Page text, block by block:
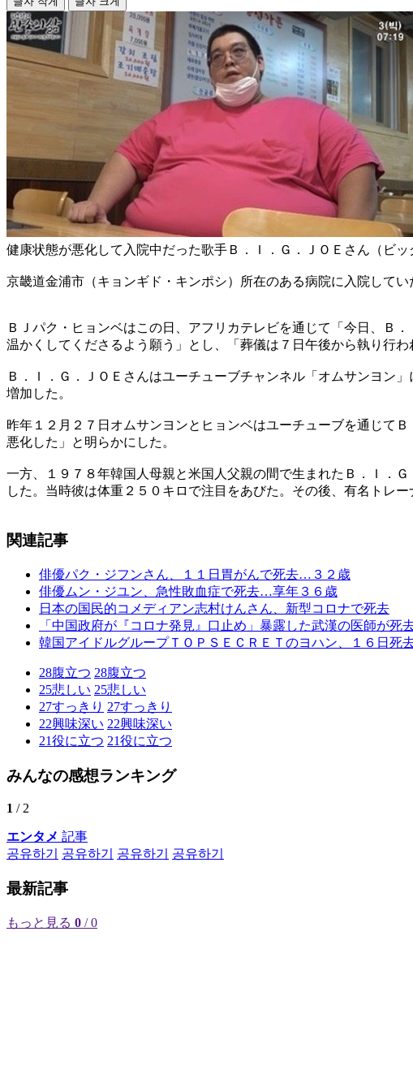
健康状態が悪化して入院中だった歌手Ｂ．Ｉ．Ｇ．ＪＯＥさん（ビ
京畿道金浦市（キョンギド・キンポシ）所在のある病院に入院して
ＢＪパク・ヒョンベはこの日、アフリカテレビを通じて「今日、Ｂ
温かくしてくださるよう願う」とし、「葬儀は７日午後から執り行わ
Ｂ．Ｉ．Ｇ．ＪＯＥさんはユーチューブチャンネル「オムサンヨン
増加した。
昨年１２月２７日オムサンヨンとヒョンベはユーチューブを通じて
悪化した」と明らかにした。
一方、１９７８年韓国人母親と米国人父親の間で生まれたＢ．Ｉ．
した。当時彼は体重２５０キロで注目をあびた。その後、有名トレ
関連記事
俳優パク・ジフンさん、１１日胃がんで死去…３２歳
俳優ムン・ジユン、急性敗血症で死去…享年３６歳
日本の国民的コメディアン志村けんさん、新型コロナで死去
「中国政府が『コロナ発見』口止め」暴露した武漢の医師が死
韓国アイドルグループＴＯＰＳＥＣＲＥＴのヨハン、１６日死
28腹立つ 28腹立つ
25悲しい 25悲しい
27すっきり 27すっきり
22興味深い 22興味深い
21役に立つ 21役に立つ
みんなの感想ランキング
1 / 2
エンタメ 記事
공유하기
공유하기 공유하기 공유하기
最新記事
もっと見る 0 / 0